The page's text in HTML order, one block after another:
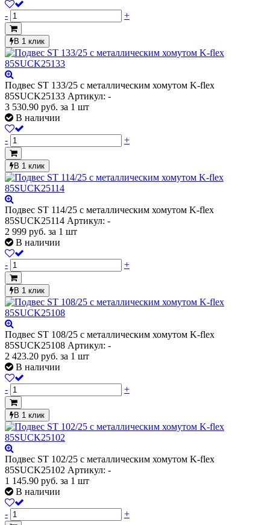
- +
В 1 клик
Подвес ST 133/25 с металлическим хомутом K-flex
85SUCK25133 Артикул: -
3 530.90 руб. за 1 шт
В наличии
- +
В 1 клик
Подвес ST 114/25 с металлическим хомутом K-flex
85SUCK25114 Артикул: -
2 999 руб. за 1 шт
В наличии
- +
В 1 клик
Подвес ST 108/25 с металлическим хомутом K-flex
85SUCK25108 Артикул: -
2 423.20 руб. за 1 шт
В наличии
- +
В 1 клик
Подвес ST 102/25 с металлическим хомутом K-flex
85SUCK25102 Артикул: -
1 145.90 руб. за 1 шт
В наличии
- +